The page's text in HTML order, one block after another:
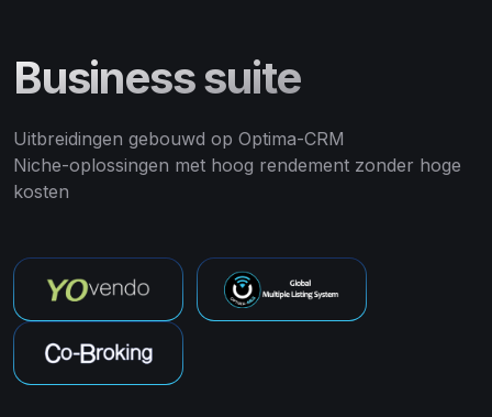
Business suite
Uitbreidingen gebouwd op Optima-CRM
Niche-oplossingen met hoog rendement zonder hoge
kosten